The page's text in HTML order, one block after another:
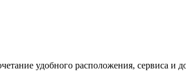
удобного расположения, сервиса и